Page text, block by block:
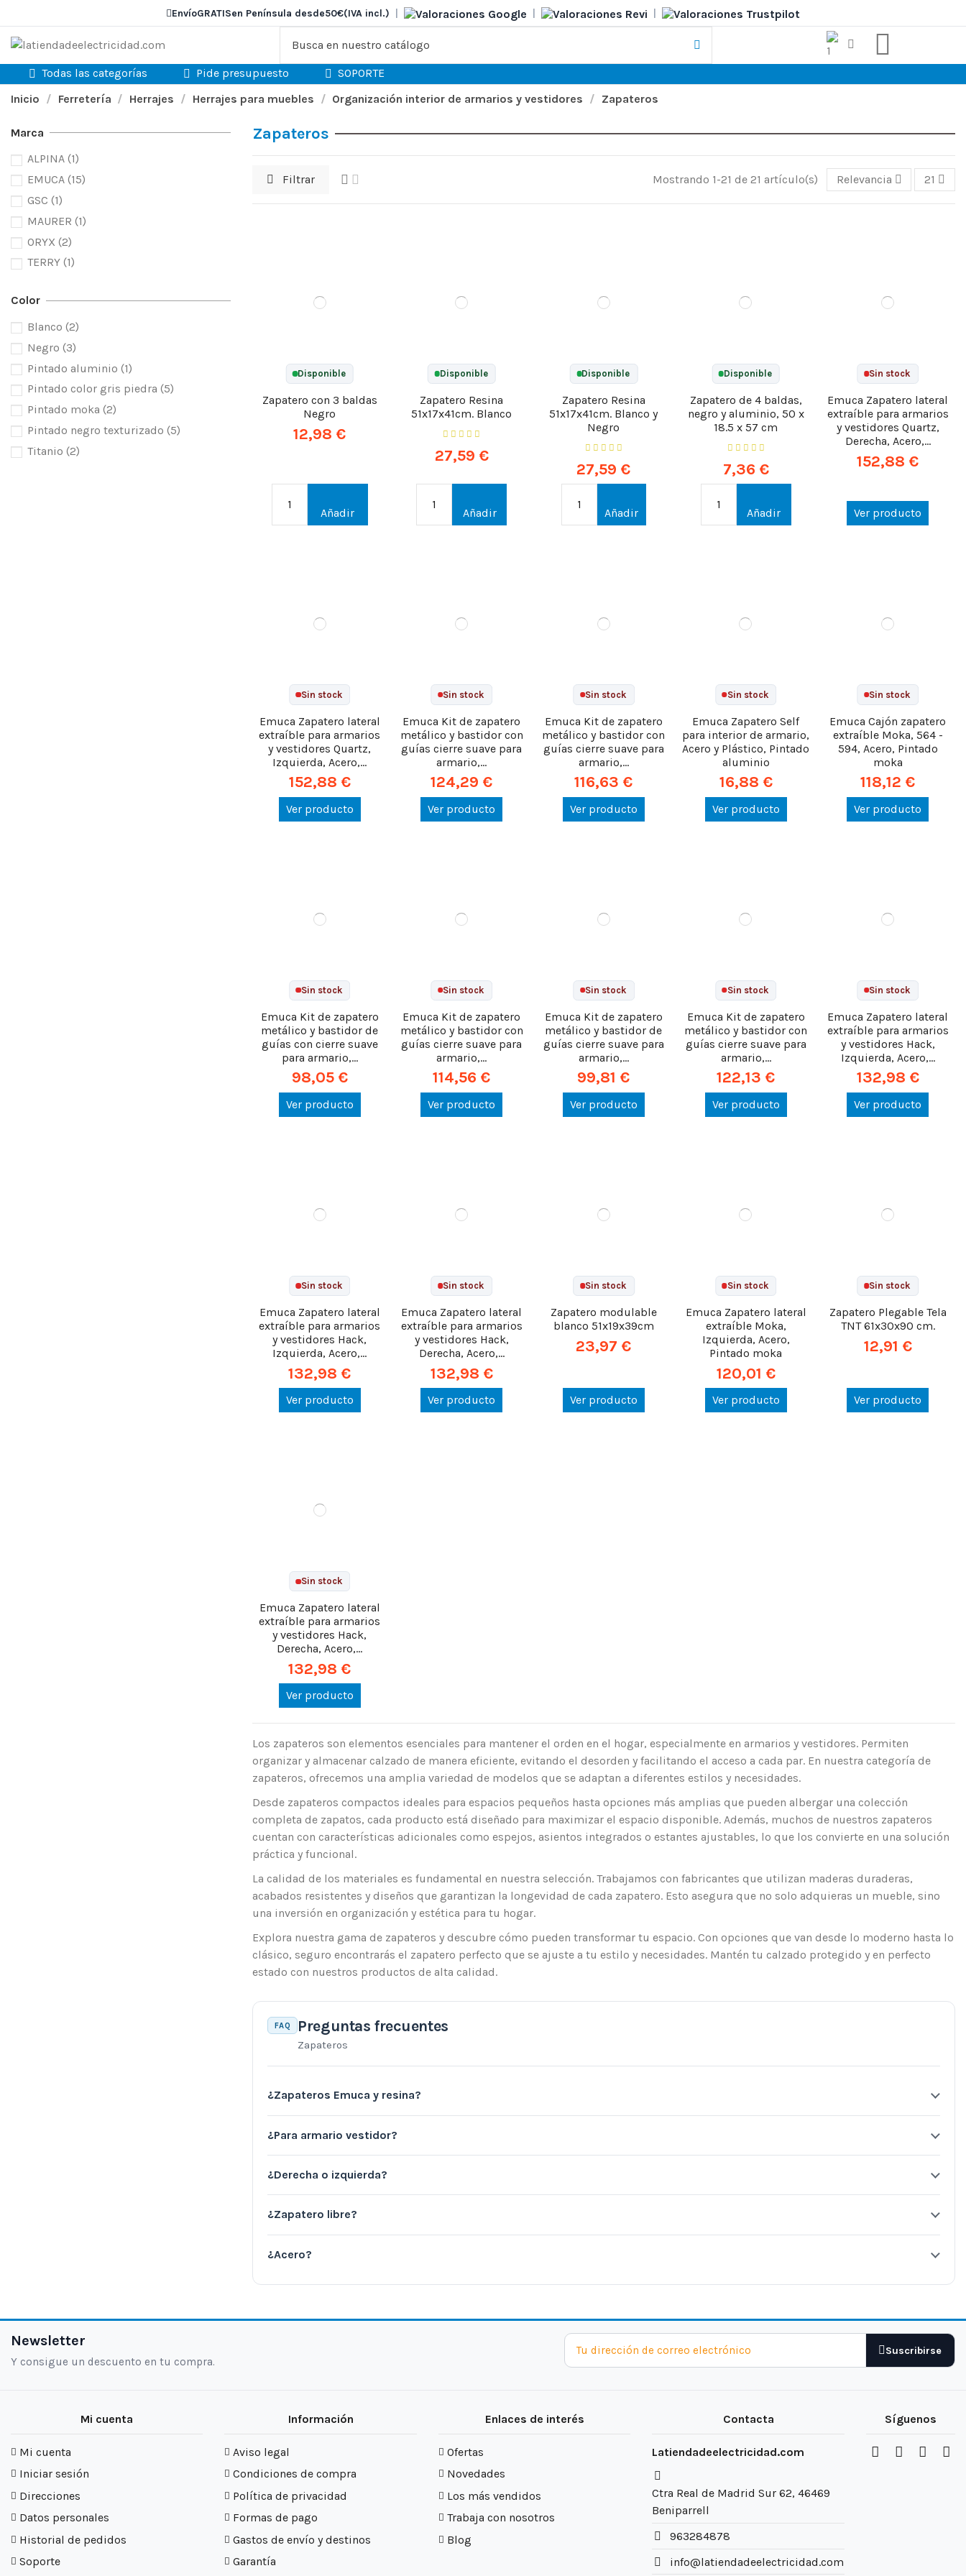
EnvíoGRATISen Península desde50€(IVA incl.)
Todas las categorías Pide presupuesto
SOPORTE
Inicio
Ferretería Herrajes Herrajes para muebles Organización interior de armarios y vestidores Zapateros
Zapateros
Filtrar Mostrando 1-21 de 21 artículo(s) Relevancia 21
Disponible
Zapatero con 3 baldas
Negro
12,98 €
Añadir
Disponible
Zapatero Resina
51x17x41cm. Blanco
27,59 €
Añadir
Disponible
Zapatero Resina
51x17x41cm. Blanco y
Negro
27,59 €
Añadir
Disponible
Zapatero de 4 baldas,
negro y aluminio, 50 x
18.5 x 57 cm
7,36 €
Añadir
Sin stock
Emuca Zapatero lateral
extraíble para armarios
y vestidores Quartz,
Derecha, Acero,...
152,88 €
Ver producto
Sin stock
Emuca Zapatero lateral
extraíble para armarios
y vestidores Quartz,
Izquierda, Acero,...
152,88 €
Ver producto
Sin stock
Emuca Kit de zapatero
metálico y bastidor con
guías cierre suave para
armario,...
124,29 €
Ver producto
Sin stock
Emuca Kit de zapatero
metálico y bastidor con
guías cierre suave para
armario,...
116,63 €
Ver producto
Sin stock
Emuca Zapatero Self
para interior de armario,
Acero y Plástico, Pintado
aluminio
16,88 €
Ver producto
Sin stock
Emuca Cajón zapatero
extraíble Moka, 564 -
594, Acero, Pintado
moka
118,12 €
Ver producto
Sin stock
Emuca Kit de zapatero
metálico y bastidor de
guías con cierre suave
para armario,...
98,05 €
Ver producto
Sin stock
Emuca Kit de zapatero
metálico y bastidor con
guías cierre suave para
armario,...
114,56 €
Ver producto
Sin stock
Emuca Kit de zapatero
metálico y bastidor de
guías cierre suave para
armario,...
99,81 €
Ver producto
Sin stock
Emuca Kit de zapatero
metálico y bastidor con
guías cierre suave para
armario,...
122,13 €
Ver producto
Sin stock
Emuca Zapatero lateral
extraíble para armarios
y vestidores Hack,
Izquierda, Acero,...
132,98 €
Ver producto
Sin stock
Emuca Zapatero lateral
extraíble para armarios
y vestidores Hack,
Izquierda, Acero,...
132,98 €
Ver producto
Sin stock
Emuca Zapatero lateral
extraíble para armarios
y vestidores Hack,
Derecha, Acero,...
132,98 €
Ver producto
Sin stock
Zapatero modulable
blanco 51x19x39cm
23,97 €
Ver producto
Sin stock
Emuca Zapatero lateral
extraíble Moka,
Izquierda, Acero,
Pintado moka
120,01 €
Ver producto
Sin stock
Zapatero Plegable Tela
TNT 61x30x90 cm.
12,91 €
Ver producto
Sin stock
Emuca Zapatero lateral
extraíble para armarios
y vestidores Hack,
Derecha, Acero,...
132,98 €
Ver producto
Los zapateros son elementos esenciales para mantener el orden en el hogar, especialmente en armarios y vestidores. Permiten
organizar y almacenar calzado de manera eficiente, evitando el desorden y facilitando el acceso a cada par. En nuestra categoría de
zapateros, ofrecemos una amplia variedad de modelos que se adaptan a diferentes estilos y necesidades.
Desde zapateros compactos ideales para espacios pequeños hasta opciones más amplias que pueden albergar una colección
completa de zapatos, cada producto está diseñado para maximizar el espacio disponible. Además, muchos de nuestros zapateros
cuentan con características adicionales como espejos, asientos integrados o estantes ajustables, lo que los convierte en una solución
práctica y funcional.
La calidad de los materiales es fundamental en nuestra selección. Trabajamos con fabricantes que utilizan maderas duraderas,
acabados resistentes y diseños que garantizan la longevidad de cada zapatero. Esto asegura que no solo adquieras un mueble, sino
una inversión en organización y estética para tu hogar.
Explora nuestra gama de zapateros y descubre cómo pueden transformar tu espacio. Con opciones que van desde lo moderno hasta lo
clásico, seguro encontrarás el zapatero perfecto que se ajuste a tu estilo y necesidades. Mantén tu calzado protegido y en perfecto
estado con nuestros productos de alta calidad.
FAQ Preguntas frecuentes
Zapateros
¿Zapateros Emuca y resina?
¿Para armario vestidor?
¿Derecha o izquierda?
¿Zapatero libre?
¿Acero?
Marca
ALPINA (1)
EMUCA (15)
GSC (1)
MAURER (1)
ORYX (2)
TERRY (1)
Color
Blanco (2)
Negro (3)
Pintado aluminio (1)
Pintado color gris piedra (5)
Pintado moka (2)
Pintado negro texturizado (5)
Titanio (2)
Newsletter
Y consigue un descuento en tu compra.
Suscribirse
Mi cuenta
Mi cuenta
Iniciar sesión
Direcciones
Datos personales
Historial de pedidos
Soporte
Información
Aviso legal
Condiciones de compra
Política de privacidad
Formas de pago
Gastos de envío y destinos
Garantía
Enlaces de interés
Ofertas
Novedades
Los más vendidos
Trabaja con nosotros
Blog
Contacta
Latiendadeelectricidad.com
Ctra Real de Madrid Sur 62, 46469
Beniparrell
963284878
info@latiendadeelectricidad.com
Síguenos